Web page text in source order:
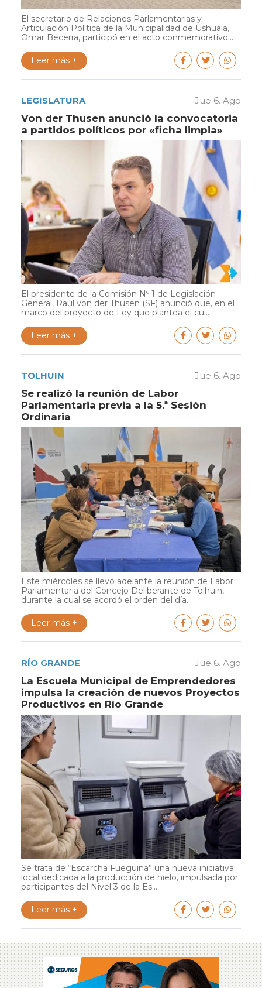
El secretario de Relaciones Parlamentarias y
Articulación Política de la Municipalidad de Ushuaia,
Omar Becerra, participó en el acto conmemorativo...
Leer más +
LEGISLATURA Jue 6. Ago
Von der Thusen anunció la convocatoria
a partidos políticos por «ficha limpia»
El presidente de la Comisión Nº 1 de Legislación
General, Raúl von der Thusen (SF) anunció que, en el
marco del proyecto de Ley que plantea el cu...
Leer más +
TOLHUIN Jue 6. Ago
Se realizó la reunión de Labor
Parlamentaria previa a la 5.ª Sesión
Ordinaria
Este miércoles se llevó adelante la reunión de Labor
Parlamentaria del Concejo Deliberante de Tolhuin,
durante la cual se acordó el orden del día...
Leer más +
RÍO GRANDE Jue 6. Ago
La Escuela Municipal de Emprendedores
impulsa la creación de nuevos Proyectos
Productivos en Río Grande
Se trata de “Escarcha Fueguina” una nueva iniciativa
local dedicada a la producción de hielo, impulsada por
participantes del Nivel 3 de la Es...
Leer más +